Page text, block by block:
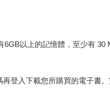
以上的記憶體，至少有 30
登入下載您所購買的電子書